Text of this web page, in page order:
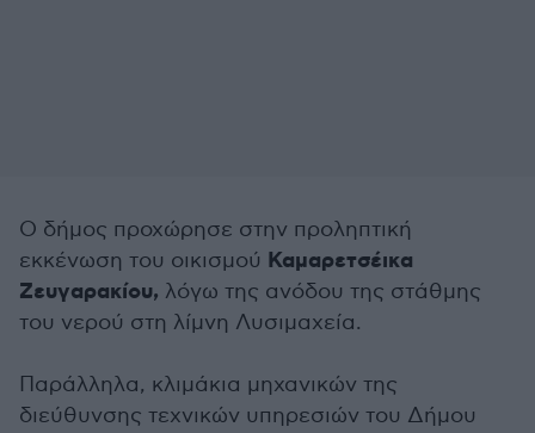
Ο δήμος προχώρησε στην προληπτική
εκκένωση του οικισμού Καμαρετσέικα
Ζευγαρακίου, λόγω της ανόδου της στάθμης
του νερού στη λίμνη Λυσιμαχεία.
Παράλληλα, κλιμάκια μηχανικών της
διεύθυνσης τεχνικών υπηρεσιών του Δήμου